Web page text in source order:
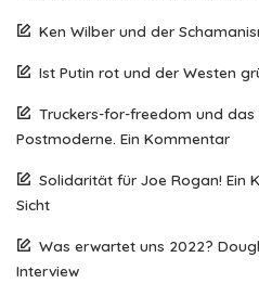
Ken Wilber und der
Ist Putin rot und der Westen
Truckers-for-freedom und
Postmoderne. Ein Kommentar
Solidarität für Joe Rogan! Ein
Sicht
Was erwartet uns 2022?
Interview